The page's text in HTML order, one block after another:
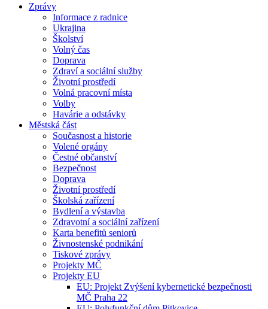
Zprávy
Informace z radnice
Ukrajina
Školství
Volný čas
Doprava
Zdraví a sociální služby
Životní prostředí
Volná pracovní místa
Volby
Havárie a odstávky
Městská část
Současnost a historie
Volené orgány
Čestné občanství
Bezpečnost
Doprava
Životní prostředí
Školská zařízení
Bydlení a výstavba
Zdravotní a sociální zařízení
Karta benefitů seniorů
Živnostenské podnikání
Tiskové zprávy
Projekty MČ
Projekty EU
EU: Projekt Zvýšení kybernetické bezpečnosti
MČ Praha 22